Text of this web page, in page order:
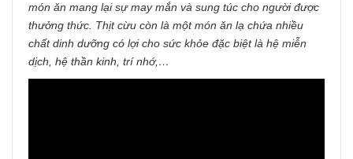
món ăn mang lại sự may mắn và sung túc cho người được
thưởng thức. Thịt cừu còn là một món ăn lạ chứa nhiều
chất dinh dưỡng có lợi cho sức khỏe đặc biệt là hệ miễn
dịch, hệ thần kinh, trí nhớ,…